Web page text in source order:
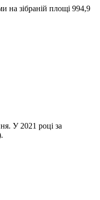
на зібраній площі 994,9
У 2021 році за